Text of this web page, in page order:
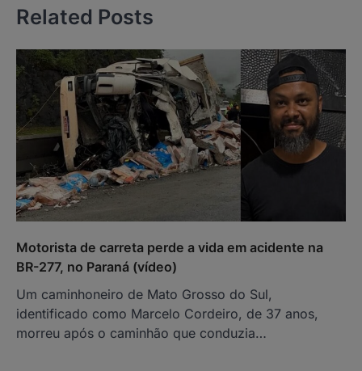
Related Posts
Motorista de carreta perde a vida em acidente na
BR-277, no Paraná (vídeo)
Um caminhoneiro de Mato Grosso do Sul,
identificado como Marcelo Cordeiro, de 37 anos,
morreu após o caminhão que conduzia…